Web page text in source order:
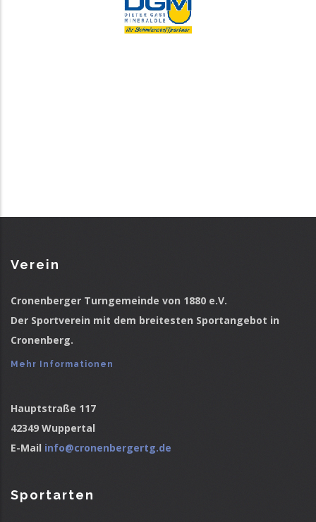
Verein
Cronenberger Turngemeinde von 1880 e.V.
Der Sportverein mit dem breitesten Sportangebot in
Cronenberg.
Mehr Informationen
Hauptstraße 117
42349 Wuppertal
E-Mail info@cronenbergertg.de
Sportarten